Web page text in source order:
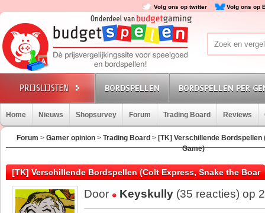
Volg ons op twitter Volg ons op
BORDSPELLEN BORDSPELLEN PER
Home Nieuws Shopsurvey Forum Trading Board Reviews
Forum >Gamer opinion >Trading Board > [TK] Verschillende
Game)
[TK] Verschillende Bordspellen (Colt Express, Snake the Boar
Door Keyskully (35 reacties) op